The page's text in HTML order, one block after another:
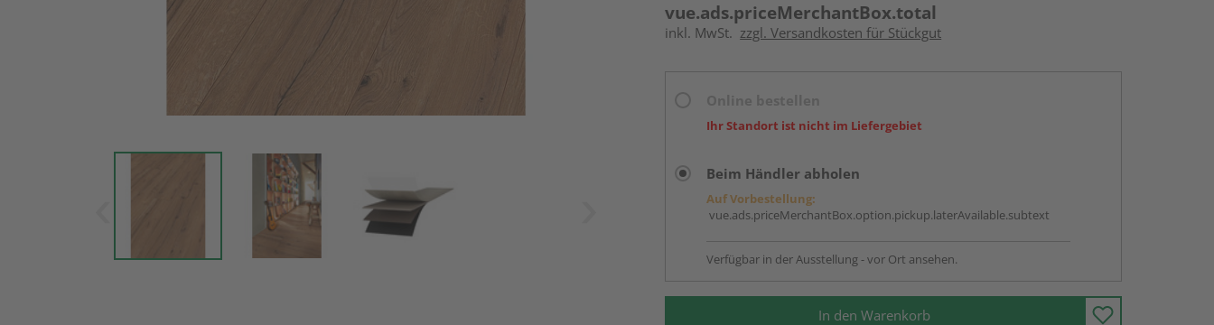
vue.ads.priceMerchantBox.total
inkl. MwSt. zzgl. Versandkosten für Stückgut
Ihr Standort ist nicht im Liefergebiet
Beim Händler abholen
Auf Vorbestellung:
vue.ads.priceMerchantBox.option.pickup.laterAvailable.subtext
Verfügbar in der Ausstellung - vor Ort ansehen.
In den Warenkorb